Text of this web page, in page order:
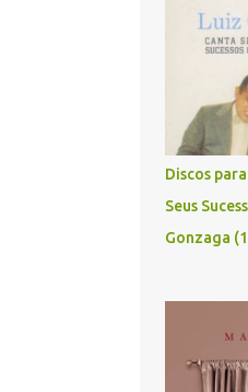
Discos
Seus
Gonzaga